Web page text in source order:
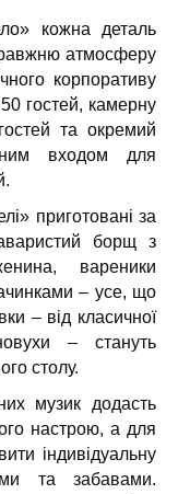
кожна деталь
атмосферу
корпоративу
гостей, камерну
та окремий
входом для
приготовані за
борщ з
вареники
– усе, що
– від класичної
– стануть
столу.
музик додасть
настрою, а для
індивідуальну
та забавами.